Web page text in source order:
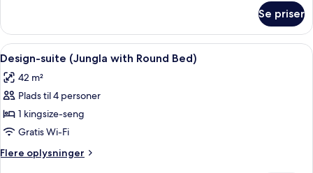
Bed)
suite
(Sado
with
Round
Bed)
Se priser
Indlæs
alle
billeder
af
Design-
suite
(Jungla
with
Design-suite (Jungla with Round
7
Design-suite (Jungla with Round Bed)
42 m²
Plads til 4 personer
1 kingsize-seng
Gratis Wi-Fi
Flere oplysninger
Flere